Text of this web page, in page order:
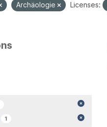
Archäologie Licenses:
1